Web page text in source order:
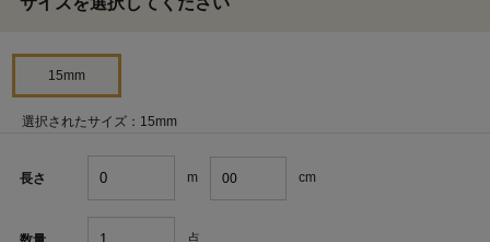
15mm
選択されたサイズ：15mm
長さ m cm
点